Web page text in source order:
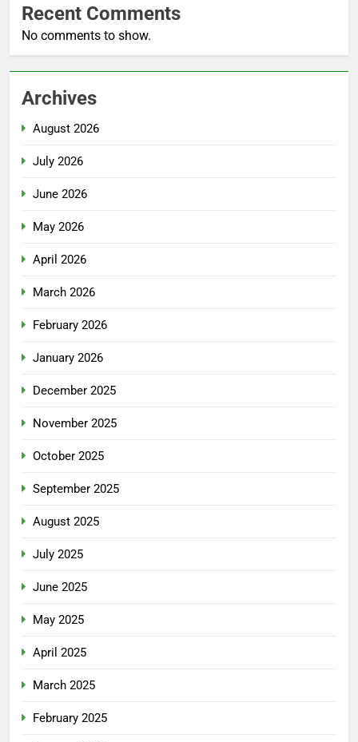
Recent Comments
No comments to show.
Archives
August 2026
July 2026
June 2026
May 2026
April 2026
March 2026
February 2026
January 2026
December 2025
November 2025
October 2025
September 2025
August 2025
July 2025
June 2025
May 2025
April 2025
March 2025
February 2025